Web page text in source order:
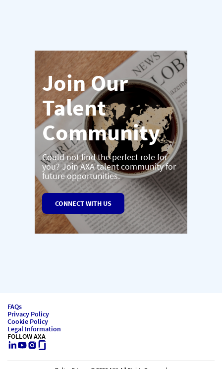
Join Our
Talent
Community
Could not find the perfect role for
you? Join AXA talent community for
future opportunities.
CONNECT WITH US
FAQs
Privacy Policy
Cookie Policy
Legal Information
FOLLOW AXA
LinkedIn
Youtube
Instagram
Glassdoor